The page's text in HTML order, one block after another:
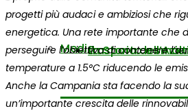
La Storia
trasporto e
Media
progetti più audaci e ambiziosi che
energetica. Una rete importante che
perseguire l’obiettivo di contenere
temperature a 1.5°C riducendo le
Anche la Campania sta facendo la
un’importante crescita delle